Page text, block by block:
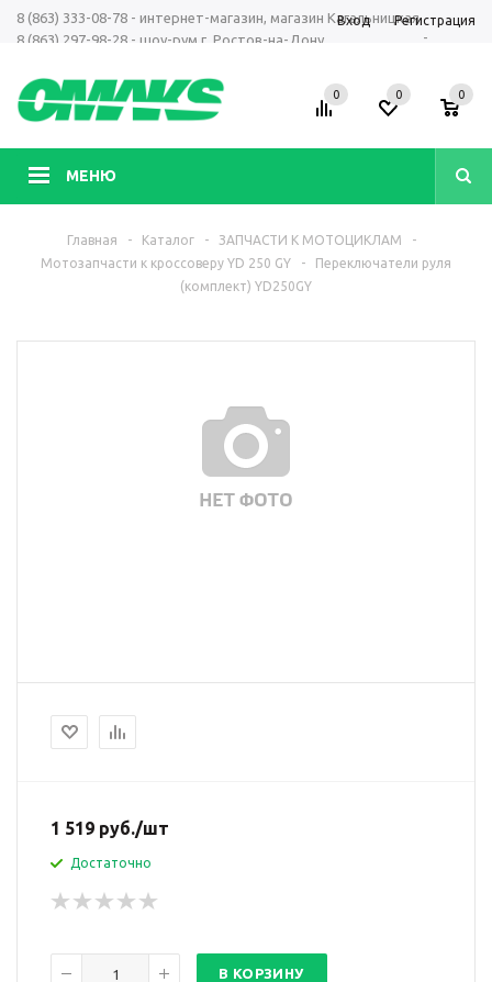
8 (863) 333-08-78 - интернет-магазин, магазин Кагальницкая
8 (863) 297-98-28 - шоу-рум г. Ростов-на-Дону
-
Вход Регистрация
МЕНЮ
0 0 0
Главная - Каталог - ЗАПЧАСТИ К МОТОЦИКЛАМ
-
Мотозапчасти к кроссоверу YD 250 GY
-
Переключатели руля
(комплект) YD250GY
1 519 руб./шт
Достаточно
В КОРЗИНУ